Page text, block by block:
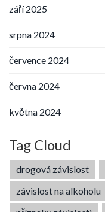
září 2025
srpna 2024
července 2024
června 2024
května 2024
Tag Cloud
drogová závislost
závislost na alkoholu